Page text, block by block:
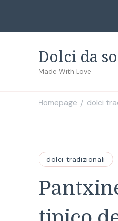
Dolci da
Made With Love
Homepage / dolci
dolci tradizionali